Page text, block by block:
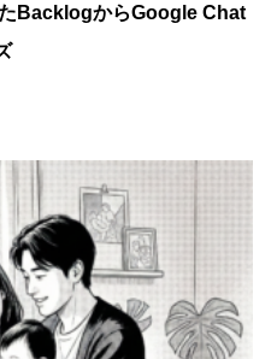
BacklogからGoogle Chat